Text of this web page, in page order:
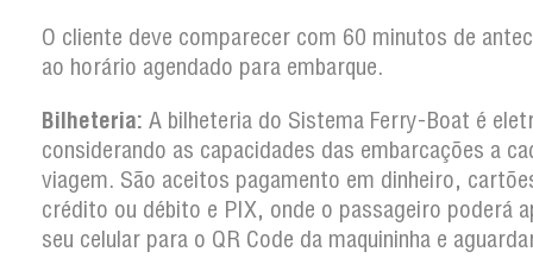
O cliente deve comparecer com 60 minutos de
ao horário agendado para embarque.
Bilheteria: A bilheteria do Sistema Ferry-Boat é
considerando as capacidades das embarcações a
viagem. São aceitos pagamento em dinheiro,
crédito ou débito e PIX, onde o passageiro poderá
seu celular para o QR Code da maquininha e